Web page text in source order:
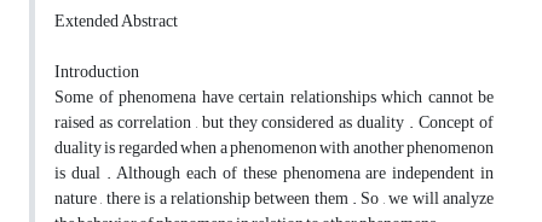
Extended Abstract
Introduction
Some of phenomena have certain relationships which cannot be
raised as correlation , but they considered as duality . Concept of
duality is regarded when a phenomenon with another phenomenon
is dual . Although each of these phenomena are independent in
nature , there is a relationship between them . So , we will analyze